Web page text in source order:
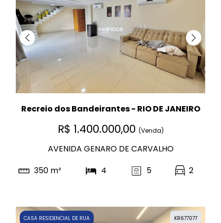
Recreio dos Bandeirantes - RIO DE JANEIRO
R$ 1.400.000,00 (Venda)
AVENIDA GENARO DE CARVALHO
350 m²
4 5 2
KR677077
CASA RESIDENCIAL DE RUA